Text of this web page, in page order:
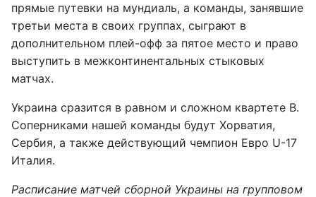
прямые путевки на мундиаль, а команды, занявшие
третьи места в своих группах, сыграют в
дополнительном плей-офф за пятое место и право
выступить в межконтинентальных стыковых
матчах.
Украина сразится в равном и сложном квартете В.
Соперниками нашей команды будут Хорватия,
Сербия, а также действующий чемпион Евро U-17
Италия.
Расписание матчей сборной Украины на групповом